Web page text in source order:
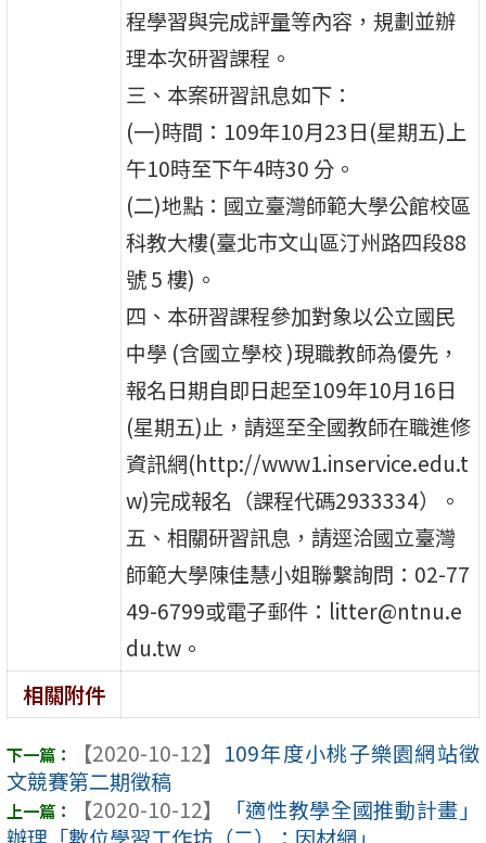
程學習與完成評量等內容，規劃並辦
理本次研習課程。
三、本案研習訊息如下：
(一)時間：109年10月23日(星期五)上
午10時至下午4時30 分。
(二)地點：國立臺灣師範大學公館校區
科教大樓(臺北市文山區汀州路四段88
號 5 樓)。
四、本研習課程參加對象以公立國民
中學 (含國立學校 )現職教師為優先，
報名日期自即日起至109年10月16日
(星期五)止，請逕至全國教師在職進修
資訊網(http://www1.inservice.edu.t
w)完成報名（課程代碼2933334）。
五、相關研習訊息，請逕洽國立臺灣
師範大學陳佳慧小姐聯繫詢問：02-77
49-6799或電子郵件：litter@ntnu.e
du.tw。
相關附件
【2020-10-12】 109年度小桃子樂園網站徵
文競賽第二期徵稿
【2020-10-12】
「適性教學全國推動計畫」